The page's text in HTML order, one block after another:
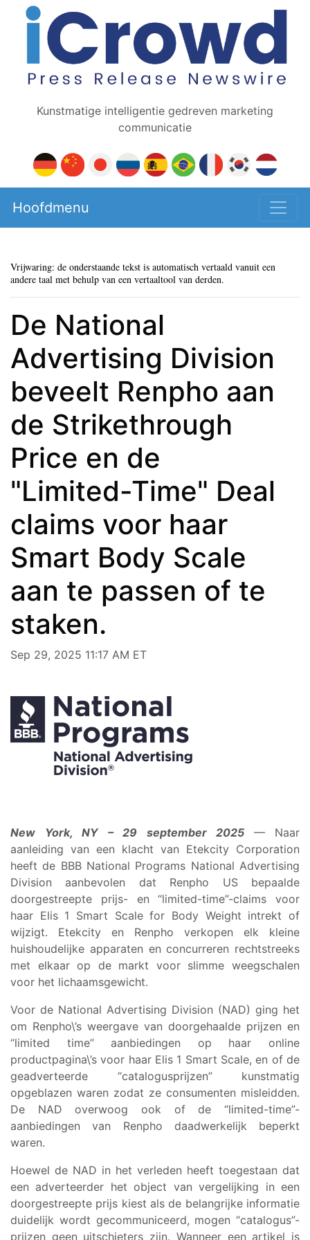
Kunstmatige intelligentie gedreven marketing
communicatie
Hoofdmenu
Vrijwaring: de onderstaande tekst is automatisch vertaald vanuit een
andere taal met behulp van een vertaaltool van derden.
De National
Advertising Division
beveelt Renpho aan
de Strikethrough
Price en de
"Limited-Time" Deal
claims voor haar
Smart Body Scale
aan te passen of te
staken.
Sep 29, 2025 11:17 AM ET
New York, NY – 29 september 2025 — Naar
aanleiding van een klacht van Etekcity Corporation
heeft de BBB National Programs National Advertising
Division aanbevolen dat Renpho US bepaalde
doorgestreepte prijs- en “limited-time”-claims voor
haar Elis 1 Smart Scale for Body Weight intrekt of
wijzigt. Etekcity en Renpho verkopen elk kleine
huishoudelijke apparaten en concurreren rechtstreeks
met elkaar op de markt voor slimme weegschalen
voor het lichaamsgewicht.
Voor de National Advertising Division (NAD) ging het
om Renpho\’s weergave van doorgehaalde prijzen en
“limited time” aanbiedingen op haar online
productpagina\’s voor haar Elis 1 Smart Scale, en of de
geadverteerde “catalogusprijzen” kunstmatig
opgeblazen waren zodat ze consumenten misleidden.
De NAD overwoog ook of de “limited-time”-
aanbiedingen van Renpho daadwerkelijk beperkt
waren.
Hoewel de NAD in het verleden heeft toegestaan dat
een adverteerder het object van vergelijking in een
doorgestreepte prijs kiest als de belangrijke informatie
duidelijk wordt gecommuniceerd, mogen “catalogus”-
prijzen geen uitschieters zijn. Wanneer een artikel is